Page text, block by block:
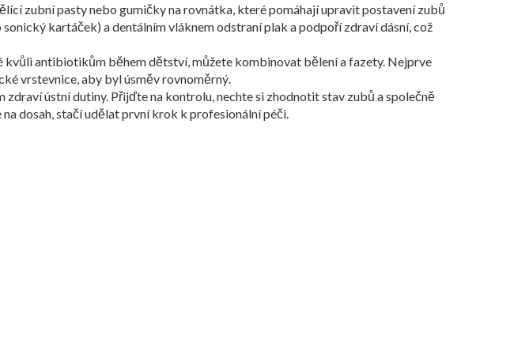
zubní pasty nebo gumičky na rovnátka, které pomáhají upravit postavení zubů
kartáček) a dentálním vláknem odstraní plak a podpoří zdraví dásní, což
antibiotikům během dětství, můžete kombinovat bělení a fazety. Nejprve
vrstevnice, aby byl úsměv rovnoměrný.
ústní dutiny. Přijďte na kontrolu, nechte si zhodnotit stav zubů a společně
dosah, stačí udělat první krok k profesionální péči.